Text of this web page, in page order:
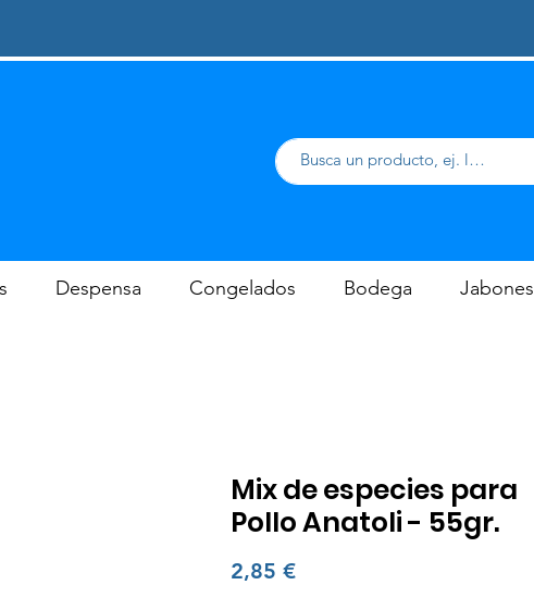
Despensa Congelados Bodega Jabones
Mix de especies para
Pollo Anatoli - 55gr.
2,85 €Precio